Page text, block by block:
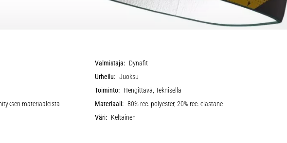
Valmistaja: Dynafit
Urheilu: Juoksu
Toiminto: Hengittävä, Teknisellä
materiaaleista Materiaali: 80% rec. polyester, 20% rec. elastane
Väri: Keltainen